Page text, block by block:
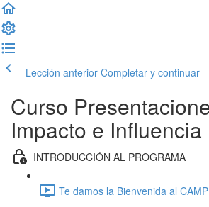
Lección anterior Completar y continuar
Curso
Impacto e
INTRODUCCIÓN AL PROGRAMA
Te damos la Bienvenida al